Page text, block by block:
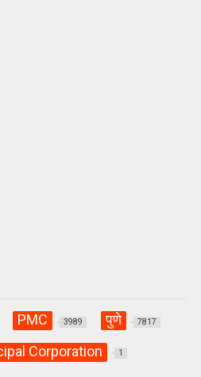
PMC 3989 पुणे 7817
Corporation 1